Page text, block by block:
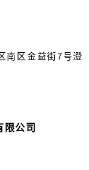
南区金益街7号澄
限公司